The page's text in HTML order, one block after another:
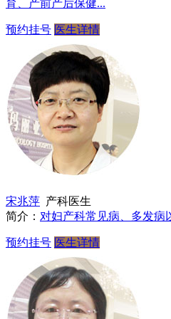
育、产前产后保健...
预约挂号 医生详情
宋兆萍 产科医生
简介： 对妇产科常见病、多发病
预约挂号 医生详情